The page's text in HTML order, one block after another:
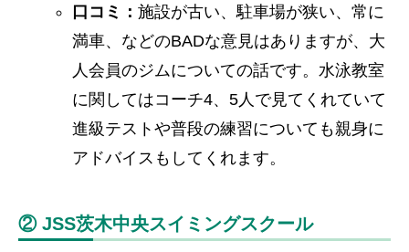
口コミ：施設が古い、駐車場が狭い、常に
満車、などのBADな意見はありますが、大
人会員のジムについての話です。水泳教室
に関してはコーチ4、5人で見てくれていて
進級テストや普段の練習についても親身に
アドバイスもしてくれます。
② JSS茨木中央スイミングスクール